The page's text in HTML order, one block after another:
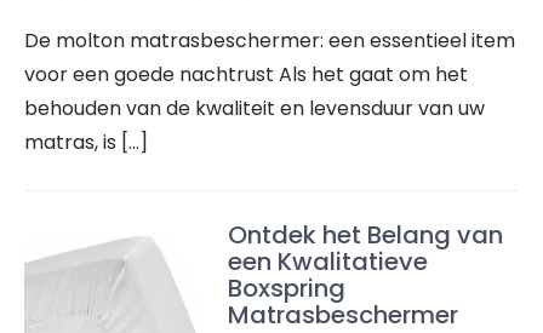
De molton matrasbeschermer: een essentieel item
voor een goede nachtrust Als het gaat om het
behouden van de kwaliteit en levensduur van uw
matras, is […]
Ontdek het Belang van
een Kwalitatieve
Boxspring
Matrasbeschermer